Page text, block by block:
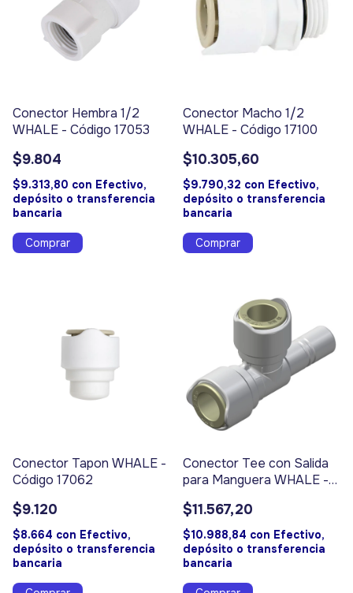
Conector Hembra 1/2
WHALE - Código 17053
$9.804
$9.313,80 con Efectivo,
depósito o transferencia
bancaria
Conector Macho 1/2
WHALE - Código 17100
$10.305,60
$9.790,32 con Efectivo,
depósito o transferencia
bancaria
Conector Tapon WHALE -
Código 17062
$9.120
$8.664 con Efectivo,
depósito o transferencia
bancaria
Conector Tee con Salida
para Manguera WHALE -
$11.567,20
$10.988,84 con Efectivo,
depósito o transferencia
bancaria